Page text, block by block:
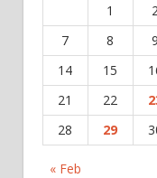
« Feb
1 2
7
8 9
14
15
21
22
28
29